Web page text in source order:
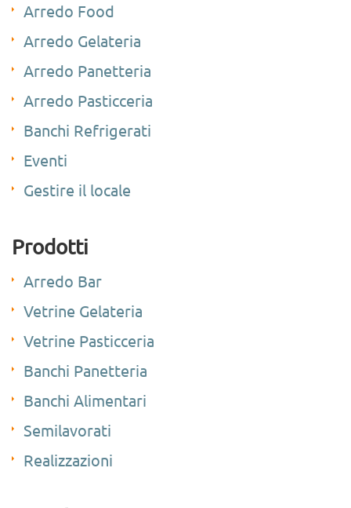
Arredo Food
Arredo Gelateria
Arredo Panetteria
Arredo Pasticceria
Banchi Refrigerati
Eventi
Gestire il locale
Prodotti
Arredo Bar
Vetrine Gelateria
Vetrine Pasticceria
Banchi Panetteria
Banchi Alimentari
Semilavorati
Realizzazioni